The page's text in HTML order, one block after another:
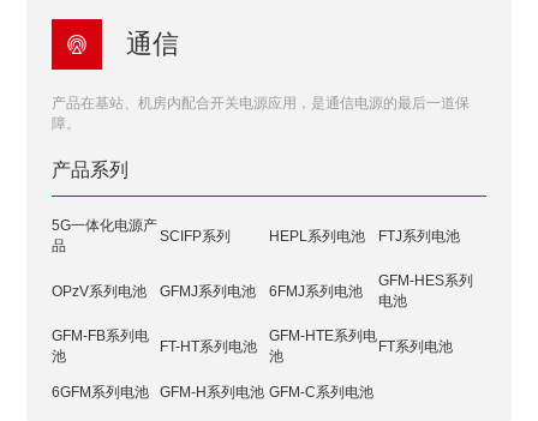
 通信
产品在基站、机房内配合开关电源应用，是通信电源的最后一道保
障。
产品系列
5G一体化电源产
品
SCIFP系列 HEPL系列电池 FTJ系列电池
OPzV系列电池 GFMJ系列电池 6FMJ系列电池
GFM-HES系列
电池
GFM-FB系列电
池
FT-HT系列电池
GFM-HTE系列电
池
FT系列电池
6GFM系列电池 GFM-H系列电池 GFM-C系列电池